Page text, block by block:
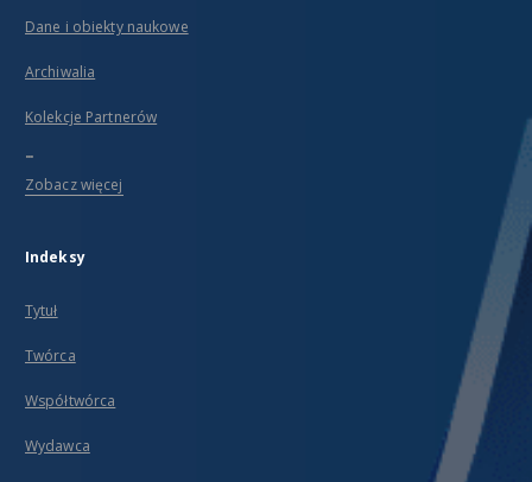
Dane i obiekty naukowe
Archiwalia
Kolekcje Partnerów
...
Zobacz więcej
Indeksy
Tytuł
Twórca
Współtwórca
Wydawca